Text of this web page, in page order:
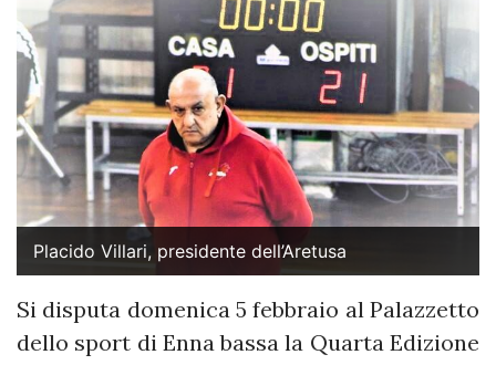
Placido Villari, presidente dell’Aretusa
Si disputa domenica 5 febbraio al Palazzetto
dello sport di Enna bassa la Quarta Edizione